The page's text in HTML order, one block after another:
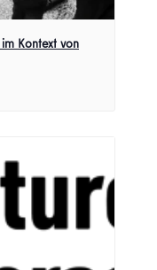
Kontext von